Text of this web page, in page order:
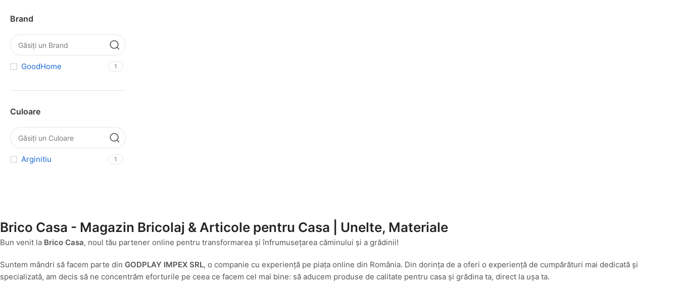
Brand
GoodHome 1
Culoare
Arginitiu 1
Brico Casa - Magazin Bricolaj & Articole pentru Casa | Unelte, Materiale
Bun venit la Brico Casa, noul tău partener online pentru transformarea și înfrumusețarea căminului și a grădinii!
Suntem mândri să facem parte din GODPLAY IMPEX SRL, o companie cu experiență pe piața online din România. Din dorința de a oferi o experiență de cumpărături mai dedicată și
specializată, am decis să ne concentrăm eforturile pe ceea ce facem cel mai bine: să aducem produse de calitate pentru casa și grădina ta, direct la ușa ta.